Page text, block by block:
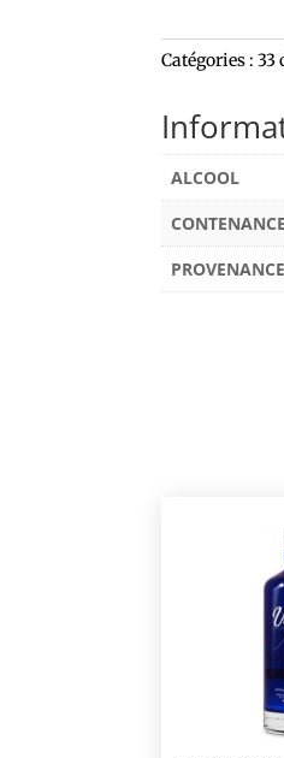
Catégories :33
ALCOOL
CONTENANCE
PROVENANCE